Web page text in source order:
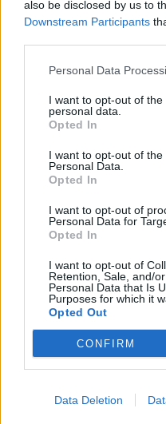
also be disclosed by us to
Downstream Participants
Personal Data
I want to opt-out of
personal data.
Opted In
I want to opt-out of the
Personal Data.
Opted In
I want to opt-out of
Personal Data for
Opted In
I want to opt-out of
Retention, Sale, and/
Personal Data that Is
Purposes for which it
Opted Out
CONFIRM
Data Deletion
Scegli Libero
SPETTACOLI
SCIENZA E TECH
Libero ShoppingContatti
Condizioni generali
Editoriale Libero S.r.l. - Sede
Registro Imprese di Milano Monza
Tutti i diritti riservati - ISSN (sito